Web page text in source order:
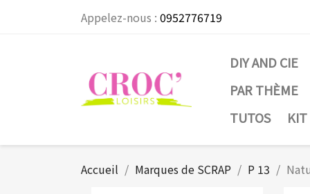
Appelez-nous : 0952776719
DIY AND CIE
PAR THÈME
TUTOS
KIT
Accueil Marques de SCRAP P 13